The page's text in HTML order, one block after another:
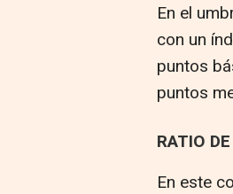
En el
con un
puntos
puntos
RATIO
En este